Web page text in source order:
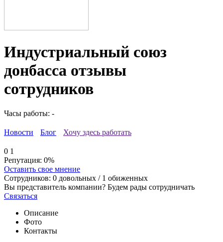
Индустриальный союз
донбасса отзывы
сотрудников
Часы работы: -
Новости Блог Хочу здесь работать
0 1
Репутация: 0%
Оставить свое мнение
Сотрудников: 0 довольных / 1 обиженных
Вы представитель компании? Будем рады сотрудничать
Связаться
Описание
Фото
Контакты